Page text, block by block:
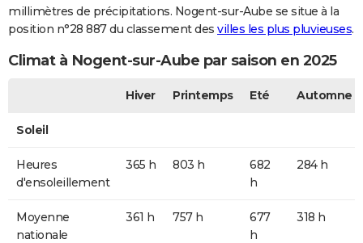
millimètres de précipitations. Nogent-sur-Aube se situe à la
position n°28 887 du classement des villes les plus pluvieuses.
Climat à Nogent-sur-Aube par saison en 2025
Hiver Printemps Eté Automne
Soleil
Heures
d'ensoleillement
365 h 803 h
682
h
284 h
Moyenne
nationale
361 h 757 h
677
h
318 h